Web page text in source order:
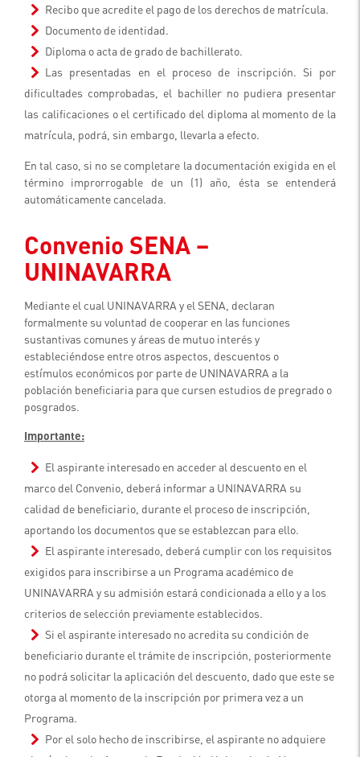
Recibo que acredite el pago de los derechos de matrícula.
Documento de identidad.
Diploma o acta de grado de bachillerato.
Las presentadas en el proceso de inscripción. Si por
dificultades comprobadas, el bachiller no pudiera presentar
las calificaciones o el certificado del diploma al momento de la
matrícula, podrá, sin embargo, llevarla a efecto.
En tal caso, si no se completare la documentación exigida en el
término improrrogable de un (1) año, ésta se entenderá
automáticamente cancelada.
Convenio SENA –
UNINAVARRA
Mediante el cual UNINAVARRA y el SENA, declaran
formalmente su voluntad de cooperar en las funciones
sustantivas comunes y áreas de mutuo interés y
estableciéndose entre otros aspectos, descuentos o
estímulos económicos por parte de UNINAVARRA a la
población beneficiaria para que cursen estudios de pregrado o
posgrados.
Importante:
El aspirante interesado en acceder al descuento en el
marco del Convenio, deberá informar a UNINAVARRA su
calidad de beneficiario, durante el proceso de inscripción,
aportando los documentos que se establezcan para ello.
El aspirante interesado, deberá cumplir con los requisitos
exigidos para inscribirse a un Programa académico de
UNINAVARRA y su admisión estará condicionada a ello y a los
criterios de selección previamente establecidos.
Si el aspirante interesado no acredita su condición de
beneficiario durante el trámite de inscripción, posteriormente
no podrá solicitar la aplicación del descuento, dado que este se
otorga al momento de la inscripción por primera vez a un
Programa.
Por el solo hecho de inscribirse, el aspirante no adquiere